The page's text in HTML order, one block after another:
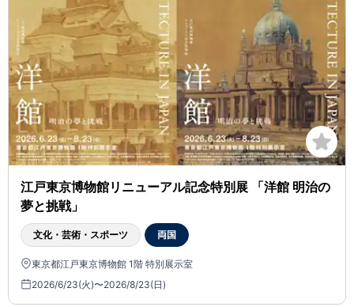
江戸東京博物館リニューアル記念特別展 「洋館 明治の
夢と挑戦」
文化・芸術・スポーツ 両国
東京都江戸東京博物館 1階 特別展示室
2026/6/23(火)〜2026/8/23(日)